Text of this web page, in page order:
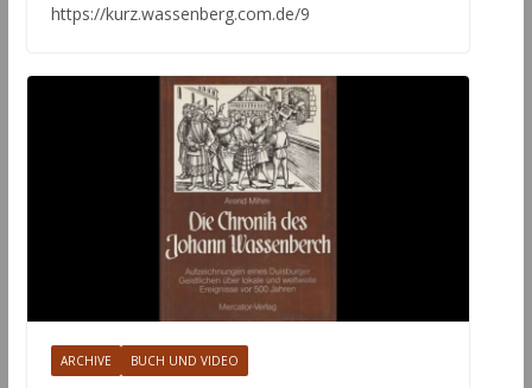
https://kurz.wassenberg.com.de/9
ARCHIVE BUCH UND VIDEO